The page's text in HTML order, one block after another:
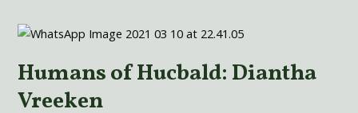
Humans of Hucbald: Diantha
Vreeken
Humans
Hucbald:
Diantha
Vreeken